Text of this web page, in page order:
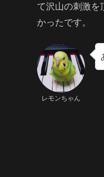
て沢山の刺激を
かったです。
レモンちゃん